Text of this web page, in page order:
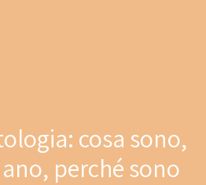
cosa sono,
perché sono